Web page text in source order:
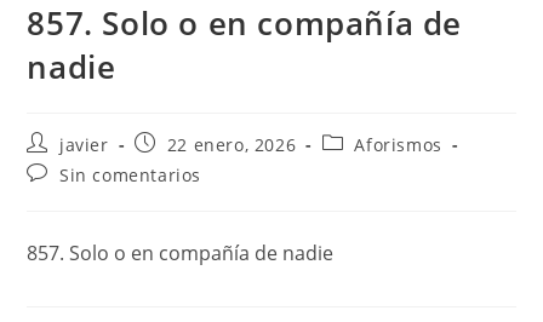
857. Solo o en compañía de
nadie
javier 22 enero, 2026
Aforismos
Sin comentarios
857. Solo o en compañía de nadie